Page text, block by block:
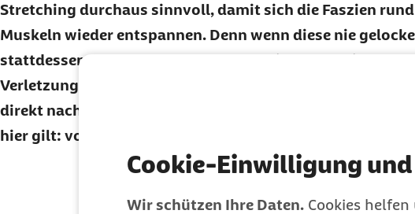
Cookie-Einwilligung
Wir schützen Ihre Daten. Cookies
Stretching durchaus sinnvoll, damit sich die Faszien
Muskeln wieder entspannen. Denn wenn diese nie
stattdessen dauerhaft angespannt bleibe, kann sich das
Verletzungsrisiko erhöhen. Wer sich statisch dehnt, sollte
direkt nach dem Sport machen, wenn die Muskeln noch
hier gilt: vorsichtig dehnen und nicht übertreiben.
Möchten Sie unserenNewsletterregelmäßig
Hier geht's zum kostenlosen Abo